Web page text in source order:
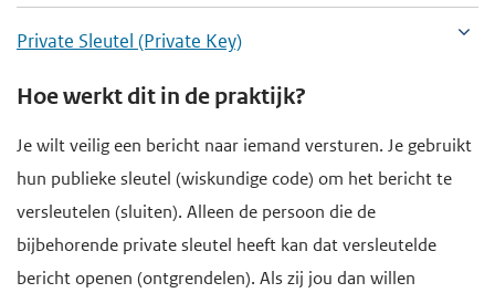
Private Sleutel (Private Key)
Hoe werkt dit in de praktijk?
Je wilt veilig een bericht naar iemand versturen. Je gebruikt
hun publieke sleutel (wiskundige code) om het bericht te
versleutelen (sluiten). Alleen de persoon die de
bijbehorende private sleutel heeft kan dat versleutelde
bericht openen (ontgrendelen). Als zij jou dan willen